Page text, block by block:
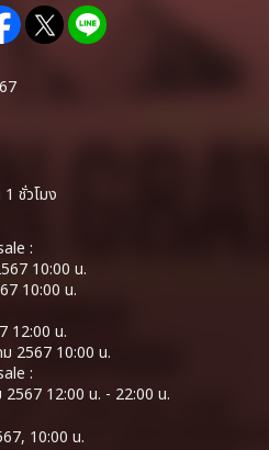
ชั่วโมง
:
10:00 น.
10:00 น.
12:00 น.
2567 10:00 น.
:
12:00 น. - 22:00 น.
10:00 น.